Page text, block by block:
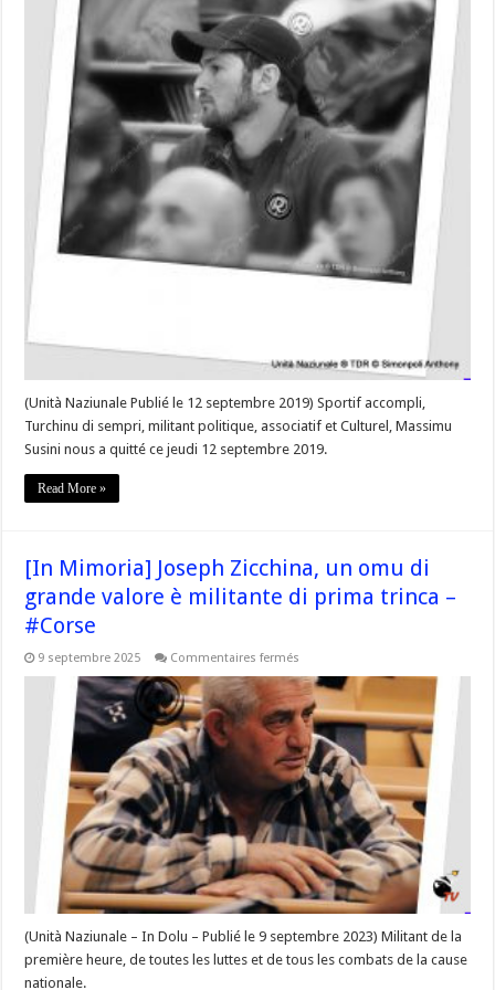
(Unità Naziunale Publié le 12 septembre 2019) Sportif accompli,
Turchinu di sempri, militant politique, associatif et Culturel, Massimu
Susini nous a quitté ce jeudi 12 septembre 2019.
Read More »
[In Mimoria] Joseph Zicchina, un omu di
grande valore è militante di prima trinca –
#Corse
9 septembre 2025 Commentaires fermés
Mimoria]
Joseph
Zicchina,
un
omu
di
grande
valore
è
militante
di
prima
trinca
–
#Corse
(Unità Naziunale – In Dolu – Publié le 9 septembre 2023) Militant de la
première heure, de toutes les luttes et de tous les combats de la cause
nationale.